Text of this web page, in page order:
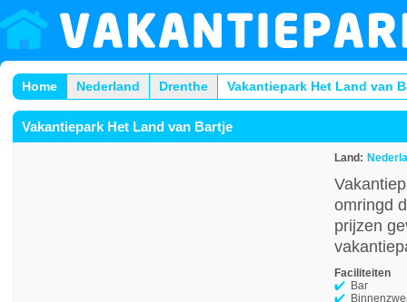
Home Nederland Drenthe Vakantiepark Het Land van
Vakantiepark Het Land van Bartje
Land:
omringd
prijzen
Faciliteiten
Bar